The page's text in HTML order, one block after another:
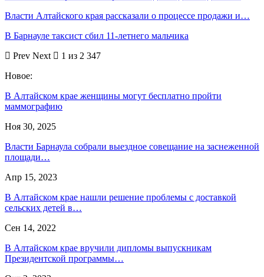
Власти Алтайского края рассказали о процессе продажи и…
В Барнауле таксист сбил 11-летнего мальчика
Prev Next
1 из 2 347
Новое:
В Алтайском крае женщины могут бесплатно пройти
маммографию
Ноя 30, 2025
Власти Барнаула собрали выездное совещание на заснеженной
площади…
Апр 15, 2023
В Алтайском крае нашли решение проблемы с доставкой
сельских детей в…
Сен 14, 2022
В Алтайском крае вручили дипломы выпускникам
Президентской программы…